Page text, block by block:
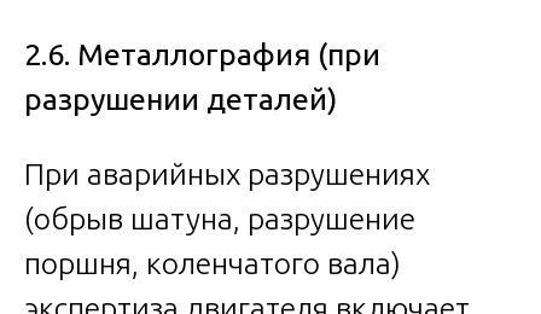
2.6. Металлография (при
разрушении деталей)
При аварийных разрушениях
(обрыв шатуна, разрушение
поршня, коленчатого вала)